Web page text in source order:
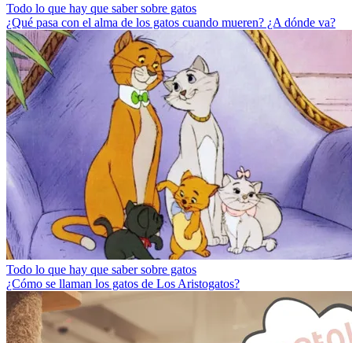
Todo lo que hay que saber sobre gatos
¿Qué pasa con el alma de los gatos cuando mueren? ¿A dónde va?
Todo lo que hay que saber sobre gatos
¿Cómo se llaman los gatos de Los Aristogatos?